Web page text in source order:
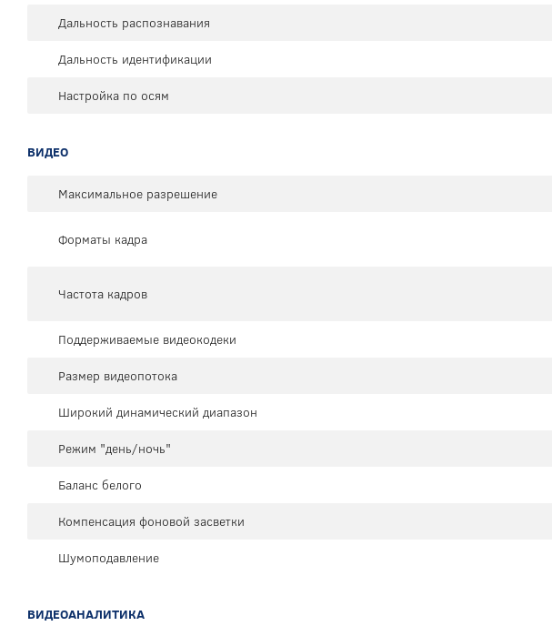
Дальность распознавания
Дальность идентификации
Настройка по осям
ВИДЕО
Максимальное разрешение
Форматы кадра
Частота кадров
Поддерживаемые видеокодеки
Размер видеопотока
Широкий динамический диапазон
Режим "день/ночь"
Баланс белого
Компенсация фоновой засветки
Шумоподавление
ВИДЕОАНАЛИТИКА